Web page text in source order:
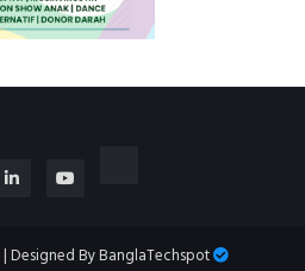
| Designed ByBanglaTechspot